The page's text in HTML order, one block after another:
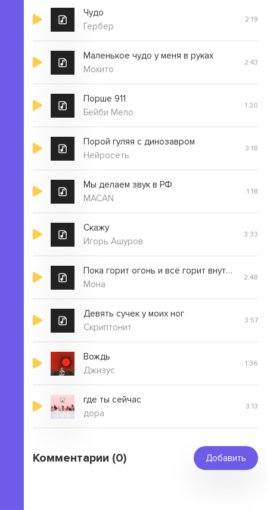
Чудо
Гербер
2:19
Маленькое чудо у меня в руках
Мохито
2:43
Порше 911
Бейби Мело
1:20
Порой гуляя с динозавром
Нейросеть
3:18
Мы делаем звук в РФ
MACAN
1:18
Скажу
Игорь Ашуров
3:33
Пока горит огонь и всё горит внутри
Мона
2:48
Девять сучек у моих ног
Скриптонит
3:57
Вождь
Джизус
1:36
где ты сейчас
дора
3:13
Комментарии (0) Добавить